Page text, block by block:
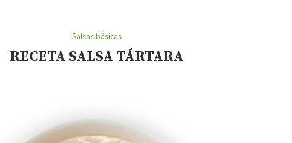
Salsas básicas
RECETA SALSA TÁRTARA